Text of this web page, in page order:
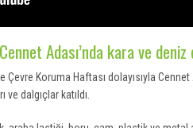
Adası’nda kara ve deniz
Koruma Haftası dolayısıyla
dalgıçlar katıldı.